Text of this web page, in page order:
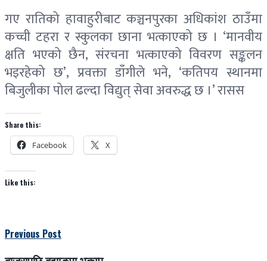
गए रातिको हावाहुरीबाट कञ्चनपुरका अधिकांश ठाउँमा
कच्ची टहरा र स्कुलका छाना भत्काएको छ । ‘मानवीय
क्षति भएको छैन, संरचना भत्काएको विवरण सङ्कलन
भइरहेको छ’, प्रवक्ता डाँगीले भने, ‘कतिपय स्थानमा
बिजुलीका पोल ढल्दा विद्युत् सेवा अवरुद्ध छ ।’ रासस
Share this:
Facebook X
Like this:
Previous Post